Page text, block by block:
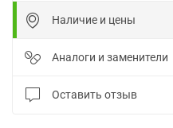
Наличие и цены
Аналоги и заменители
Оставить отзыв